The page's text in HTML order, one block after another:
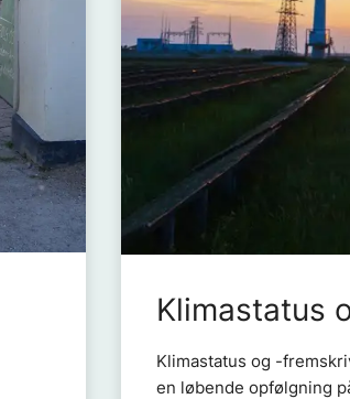
Klimastatus
Klimastatus og -
en løbende opfølgning